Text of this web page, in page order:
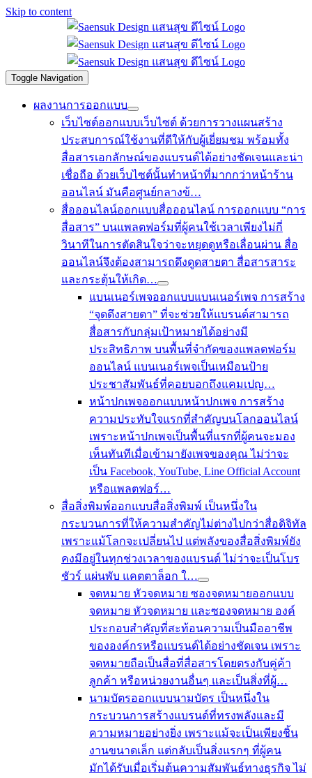
Skip to content
Toggle Navigation
ผลงานการออกแบบ
เว็บไซต์ออกแบบเว็บไซต์ ด้วยการวางแผนสร้าง
ประสบการณ์ใช้งานที่ดีให้กับผู้เยี่ยมชม พร้อมทั้ง
สื่อสารเอกลักษณ์ของแบรนด์ได้อย่างชัดเจนและน่า
เชื่อถือ ด้วยเว็บไซต์นั้นทำหน้าที่มากกว่าหน้าร้าน
ออนไลน์ มันคือศูนย์กลางข้…
สื่อออนไลน์ออกแบบสื่อออนไลน์ การออกแบบ “การ
สื่อสาร” บนแพลตฟอร์มที่ผู้คนใช้เวลาเพียงไม่กี่
วินาทีในการตัดสินใจว่าจะหยุดดูหรือเลื่อนผ่าน สื่อ
ออนไลน์จึงต้องสามารถดึงดูดสายตา สื่อสารสาระ
และกระตุ้นให้เกิด…
แบนเนอร์เพจออกแบบแบนเนอร์เพจ การสร้าง
“จุดดึงสายตา” ที่จะช่วยให้แบรนด์สามารถ
สื่อสารกับกลุ่มเป้าหมายได้อย่างมี
ประสิทธิภาพ บนพื้นที่จำกัดของแพลตฟอร์ม
ออนไลน์ แบนเนอร์เพจเป็นเหมือนป้าย
ประชาสัมพันธ์ที่คอยบอกถึงแคมเปญ…
หน้าปกเพจออกแบบหน้าปกเพจ การสร้าง
ความประทับใจแรกที่สำคัญบนโลกออนไลน์
เพราะหน้าปกเพจเป็นพื้นที่แรกที่ผู้คนจะมอง
เห็นทันทีเมื่อเข้ามายังเพจของคุณ ไม่ว่าจะ
เป็น Facebook, YouTube, Line Official Account
หรือแพลตฟอร์…
สื่อสิ่งพิมพ์ออกแบบสื่อสิ่งพิมพ์ เป็นหนึ่งใน
กระบวนการที่ให้ความสำคัญไม่ต่างไปกว่าสื่อดิจิทัล
เพราะแม้โลกจะเปลี่ยนไป แต่พลังของสื่อสิ่งพิมพ์ยัง
คงมีอยู่ในทุกช่วงเวลาของแบรนด์ ไม่ว่าจะเป็นโบร
ชัวร์ แผ่นพับ แคตตาล็อก ใ…
จดหมาย หัวจดหมาย ซองจดหมายออกแบบ
จดหมาย หัวจดหมาย และซองจดหมาย องค์
ประกอบสำคัญที่สะท้อนความเป็นมืออาชีพ
ขององค์กรหรือแบรนด์ได้อย่างชัดเจน เพราะ
จดหมายถือเป็นสื่อที่สื่อสารโดยตรงกับคู่ค้า
ลูกค้า หรือหน่วยงานอื่นๆ และเป็นสิ่งที่ผู้…
นามบัตรออกแบบนามบัตร เป็นหนึ่งใน
กระบวนการสร้างแบรนด์ที่ทรงพลังและมี
ความหมายอย่างยิ่ง เพราะแม้จะเป็นเพียงชิ้น
งานขนาดเล็ก แต่กลับเป็นสิ่งแรกๆ ที่ผู้คน
มักได้รับเมื่อเริ่มต้นความสัมพันธ์ทางธุรกิจ ไม่